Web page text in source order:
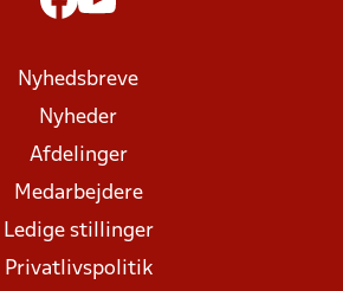
Nyhedsbreve
Nyheder
Afdelinger
Medarbejdere
Ledige stillinger
Privatlivspolitik